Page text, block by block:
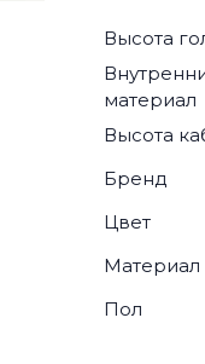
Высота
материал
Высота
Бренд
Цвет
Материал
Пол